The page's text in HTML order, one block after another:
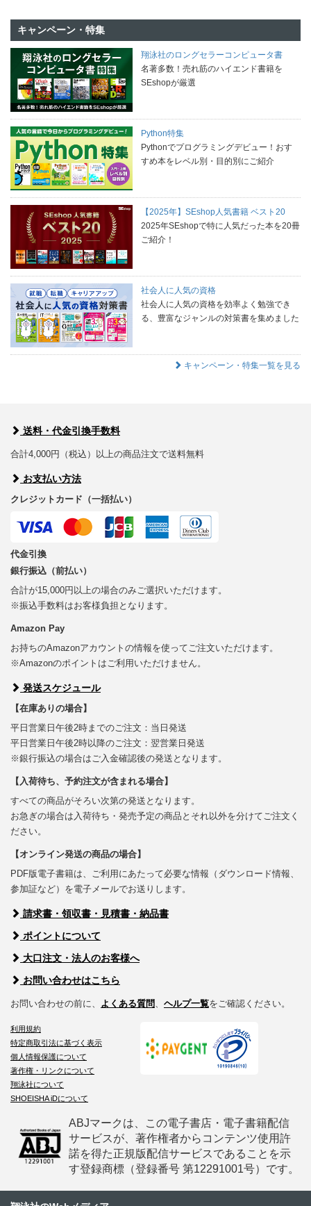
キャンペーン・特集
翔泳社のロングセラーコンピュータ書
名著多数！売れ筋のハイエンド書籍を
SEshopが厳選
Python特集
Pythonでプログラミングデビュー！おす
すめ本をレベル別・目的別にご紹介
【2025年】SEshop人気書籍 ベスト20
2025年SEshopで特に人気だった本を20冊
ご紹介！
社会人に人気の資格
社会人に人気の資格を効率よく勉強でき
る、豊富なジャンルの対策書を集めました
キャンペーン・特集一覧を見る
送料・代金引換手数料
合計4,000円（税込）以上の商品注文で送料無料
お支払い方法
クレジットカード（一括払い）
代金引換
銀行振込（前払い）
合計が15,000円以上の場合のみご選択いただけます。
※振込手数料はお客様負担となります。
Amazon Pay
お持ちのAmazonアカウントの情報を使ってご注文いただけます。
※Amazonのポイントはご利用いただけません。
発送スケジュール
【在庫ありの場合】
平日営業日午後2時までのご注文：当日発送
平日営業日午後2時以降のご注文：翌営業日発送
※銀行振込の場合はご入金確認後の発送となります。
【入荷待ち、予約注文が含まれる場合】
すべての商品がそろい次第の発送となります。
お急ぎの場合は入荷待ち・発売予定の商品とそれ以外を分けてご注文く
ださい。
【オンライン発送の商品の場合】
PDF版電子書籍は、ご利用にあたって必要な情報（ダウンロード情報、
参加証など）を電子メールでお送りします。
請求書・領収書・見積書・納品書
ポイントについて
大口注文・法人のお客様へ
お問い合わせはこちら
お問い合わせの前に、 よくある質問、 ヘルプ一覧をご確認ください。
利用規約
特定商取引法に基づく表示
個人情報保護について
著作権・リンクについて
翔泳社について
SHOEISHA iDについて
ABJマークは、この電子書店・電子書籍配信
サービスが、著作権者からコンテンツ使用許
諾を得た正規版配信サービスであることを示
す登録商標（登録番号 第12291001号）です。